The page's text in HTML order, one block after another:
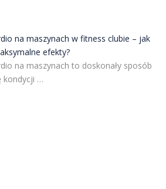
na maszynach w fitness clubie – jak
efekty?
na maszynach to doskonały sposób
kondycji …